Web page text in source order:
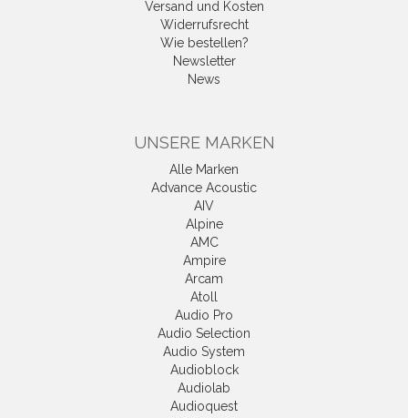
Versand und Kosten
Widerrufsrecht
Wie bestellen?
Newsletter
News
UNSERE MARKEN
Alle Marken
Advance Acoustic
AIV
Alpine
AMC
Ampire
Arcam
Atoll
Audio Pro
Audio Selection
Audio System
Audioblock
Audiolab
Audioquest